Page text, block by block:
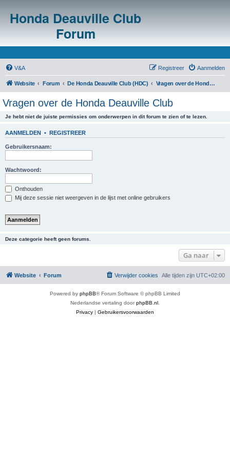
Honda Deauville Club
Forum
V&A Aanmelden
Registreer
Website Forum De Honda Deauville Club (HDC) Vragen over de Honda Deauville Club
Vragen over de Honda Deauville Club
Je hebt niet de juiste permissies om onderwerpen in dit forum te zien of te lezen.
AANMELDEN • REGISTREER
Gebruikersnaam:
Wachtwoord:
Onthouden
Mij deze sessie niet weergeven in de lijst met online gebruikers
Deze categorie heeft geen forums.
Ga naar
Website Forum Alle tijden zijn UTC+02:00
Verwijder cookies
Powered by phpBB® Forum Software © phpBB Limited
Nederlandse vertaling doorphpBB.nl
Privacy | Gebruikersvoorwaarden